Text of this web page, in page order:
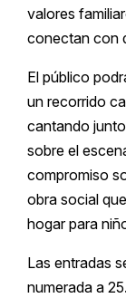
valores
conectan con
El público
un recorrido
cantando
sobre el
compromiso
obra social
hogar para
Las entradas
numerada a